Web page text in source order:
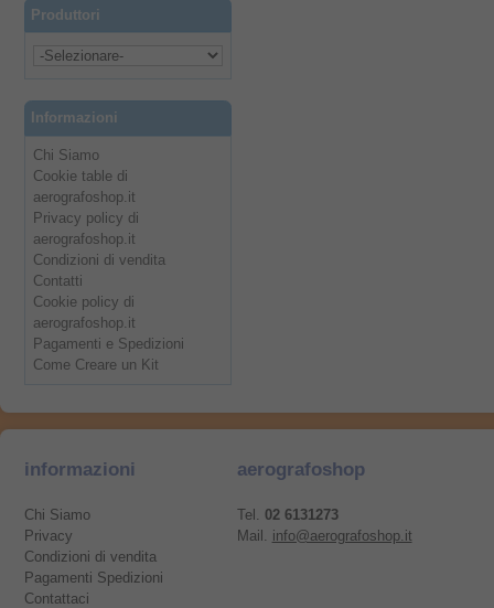
Produttori
Informazioni
Chi Siamo
Cookie table di
aerografoshop.it
Privacy policy di
aerografoshop.it
Condizioni di vendita
Contatti
Cookie policy di
aerografoshop.it
Pagamenti e Spedizioni
Come Creare un Kit
informazioni
Chi Siamo
Privacy
Condizioni di vendita
Pagamenti Spedizioni
Contattaci
aerografoshop
Tel. 02 6131273
Mail. info@aerografoshop.it